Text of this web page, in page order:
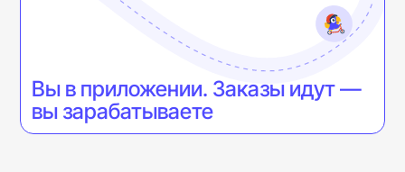
Вы в приложении. Заказы идут —
вы зарабатываете